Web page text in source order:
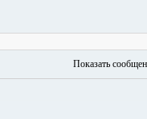
Показать